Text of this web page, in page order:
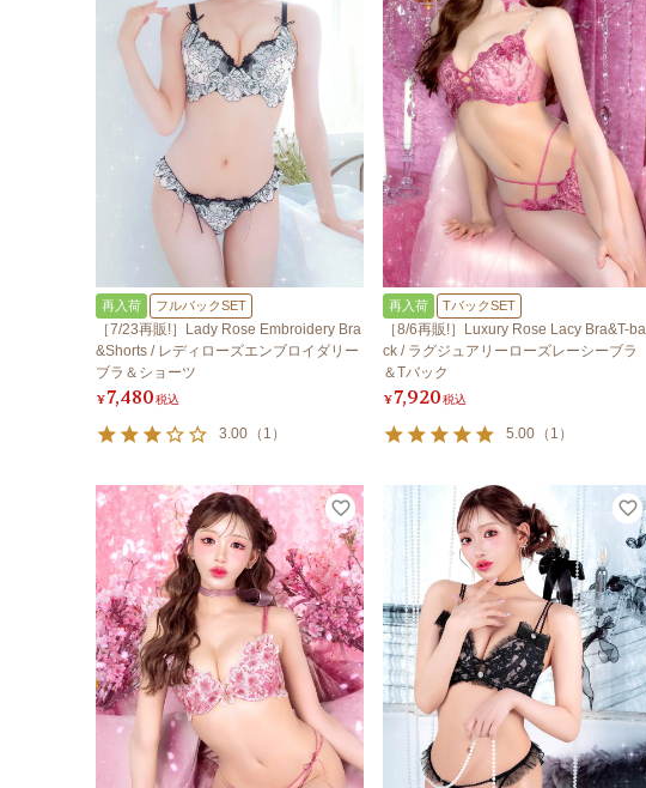
再入荷 フルバックSET
［7/23再販!］Lady Rose Embroidery Bra
&Shorts / レディローズエンブロイダリー
ブラ＆ショーツ
¥7,480税込
3.00 （ 1 ）
再入荷 TバックSET
［8/6再販!］Luxury Rose Lacy Bra&T-ba
ck / ラグジュアリーローズレーシーブラ
＆Tバック
¥7,920税込
5.00 （ 1 ）